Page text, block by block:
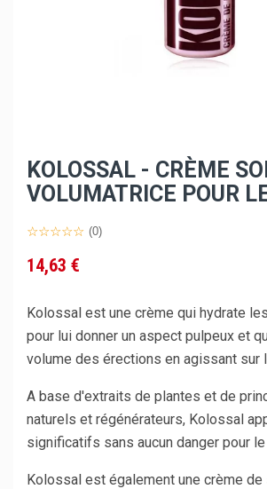
KOLOSSAL - CRÈME
VOLUMATRICE POUR
(0)
14,63 €
Kolossal est une crème qui hydrate
pour lui donner un aspect pulpeux et
volume des érections en agissant sur
A base d'extraits de plantes et de
naturels et régénérateurs, Kolossal
significatifs sans aucun danger pour
Kolossal est également une crème